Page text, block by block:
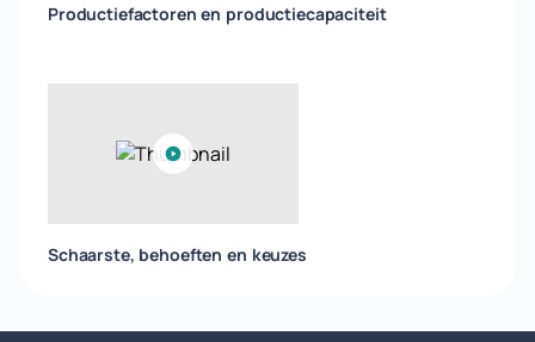
Productiefactoren en productiecapaciteit
Schaarste, behoeften en keuzes